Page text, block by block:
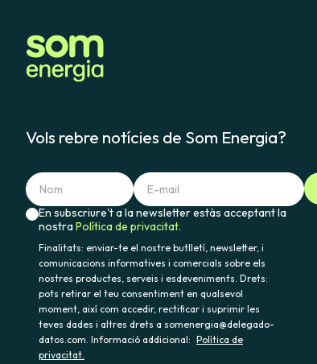
Vols rebre notícies de Som Energia?
En subscriure't a la newsletter estàs acceptant la
nostraPolítica de privacitat.
Finalitats: enviar-te el nostre butlletí, newsletter, i
comunicacions informatives i comercials sobre els
nostres productes, serveis i esdeveniments. Drets:
pots retirar el teu consentiment en qualsevol
moment, així com accedir, rectificar i suprimir les
teves dades i altres drets a somenergia@delegado-
datos.com. Informació addicional: Política de
privacitat.